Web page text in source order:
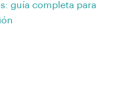
guía completa para